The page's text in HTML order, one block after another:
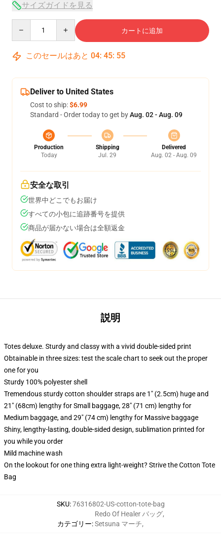
サイズガイドを見る
カートに追加
このセールはあと 04: 45: 54
Deliver to United States
Cost to ship:$6.99
Standard - Order today to get byAug. 02 - Aug. 09
Production
Today
Shipping
Jul. 29
Delivered
Aug. 02 - Aug. 09
安全な取引
世界中どこでもお届け
すべての小包に追跡番号を提供
商品が届かない場合は全額返金
説明
Totes deluxe. Sturdy and classy with a vivid double-sided print
Obtainable in three sizes: test the scale chart to seek out the proper
one for you
Sturdy 100% polyester shell
Tremendous sturdy cotton shoulder straps are 1" (2.5cm) huge and
21" (68cm) lengthy for Small baggage, 28" (71 cm) lengthy for
Medium baggage, and 29" (74 cm) lengthy for Massive baggage
Shiny, lengthy-lasting, double-sided design, sublimation printed for
you while you order
Mild machine wash
On the lookout for one thing extra light-weight? Strive the Cotton Tote
Bag
SKU:76316802-US-cotton-tote-bag
カテゴリー:
Redo Of Healer バッグ,
Setsuna マーチ,